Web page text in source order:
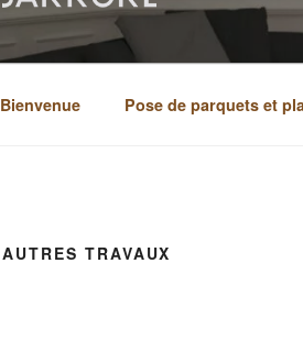
Bienvenue Pose de parquets et
AUTRES TRAVAUX